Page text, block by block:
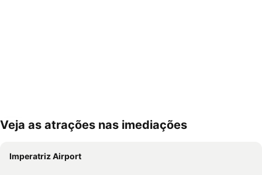
Ampliar mapa
Veja as atrações nas imediações
Imperatriz Airport